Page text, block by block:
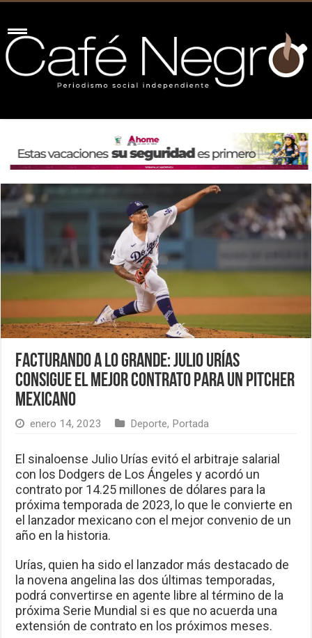
Facturando a lo grande: Julio Urías
consigue el mejor contrato para un pitcher
mexicano
enero 14, 2023 Deporte, Portada
El sinaloense Julio Urías evitó el arbitraje salarial
con los Dodgers de Los Ángeles y acordó un
contrato por 14.25 millones de dólares para la
próxima temporada de 2023, lo que le convierte en
el lanzador mexicano con el mejor convenio de un
año en la historia.
Urías, quien ha sido el lanzador más destacado de
la novena angelina las dos últimas temporadas,
podrá convertirse en agente libre al término de la
próxima Serie Mundial si es que no acuerda una
extensión de contrato en los próximos meses.